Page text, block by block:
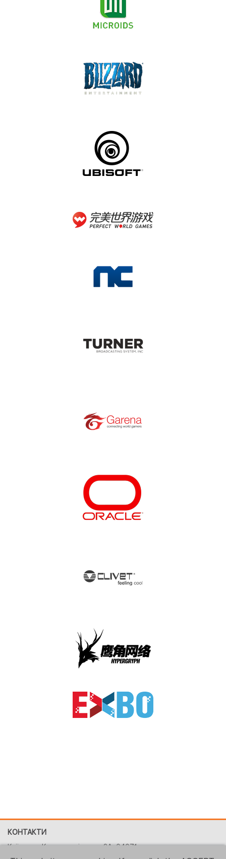
КОНТАКТИ
Київ, вул. Костянтинівська, 2A, 04071